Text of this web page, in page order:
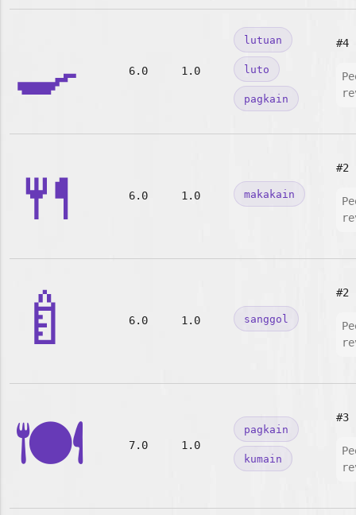
🍳 6.0 1.0
lutuan
luto
pagkain
#4
🍴 6.0 1.0 makakain
#2
🍼 6.0 1.0 sanggol
#2
🍽️ 7.0 1.0
pagkain
kumain
#3